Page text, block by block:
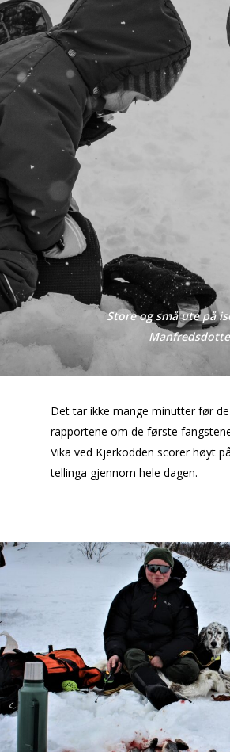
Store og små ute på
Det tar ikke mange minutter før
rapportene om de første
Vika ved Kjerkodden scorer høyt
tellinga gjennom hele dagen.